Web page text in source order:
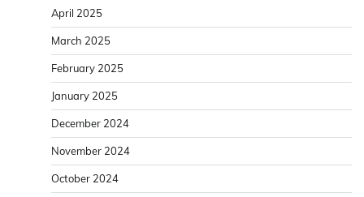
April 2025
March 2025
February 2025
January 2025
December 2024
November 2024
October 2024